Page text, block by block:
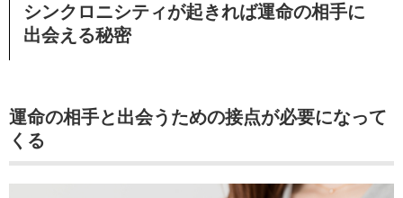
シンクロニシティが起きれば運命の相手に
出会える秘密
運命の相手と出会うための接点が必要になって
くる